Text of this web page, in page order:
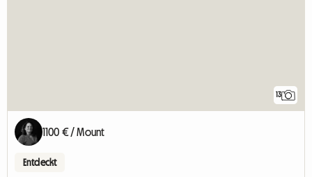
13
1100 € / Mount
Entdeckt